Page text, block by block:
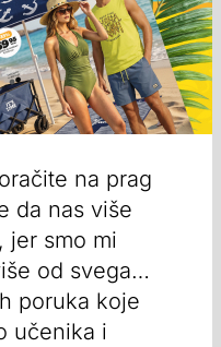
na prag
da nas više
jer smo mi
od svega…
poruka koje
učenika i